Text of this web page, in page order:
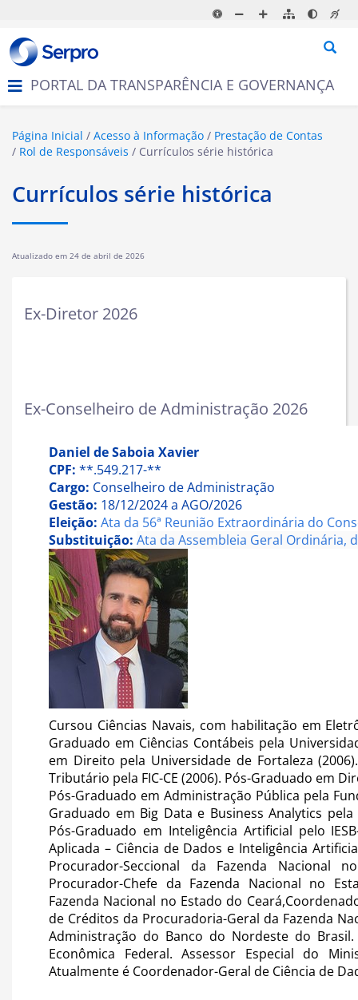
PORTAL DA TRANSPARÊNCIA E GOVERNANÇA
Página Inicial Acesso à Informação
Prestação de Contas
Rol de Responsáveis
Currículos série histórica
Currículos série histórica
Atualizado em 24 de abril de 2026
Ex-Diretor 2026
Ex-Conselheiro de Administração 2026
Daniel de Saboia Xavier
CPF: **.549.217-**
Cargo: Conselheiro de Administração
Gestão: 18/12/2024 a AGO/2026
Eleição: Ata da 56ª Reunião Extraordinária do
Substituição: Ata da Assembleia Geral Ordinária,
Cursou Ciências Navais, com habilitação em
Graduado em Ciências Contábeis pela
em Direito pela Universidade de Fortaleza
Tributário pela FIC-CE (2006). Pós-Graduado em
Pós-Graduado em Administração Pública pela
Graduado em Big Data e Business Analytics
Pós-Graduado em Inteligência Artificial pelo
Aplicada – Ciência de Dados e Inteligência
Procurador-Seccional da Fazenda Nacional
Procurador-Chefe da Fazenda Nacional no
Fazenda Nacional no Estado do
de Créditos da Procuradoria-Geral da Fazenda
Administração do Banco do Nordeste do
Econômica Federal. Assessor Especial do
Atualmente é Coordenador-Geral de Ciência de